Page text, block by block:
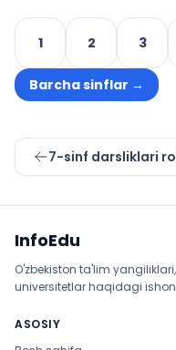
1 2 3
Barcha sinflar →
7-sinf darsliklari
InfoEdu
O'zbekiston ta'lim
universitetlar haqidagi
ASOSIY